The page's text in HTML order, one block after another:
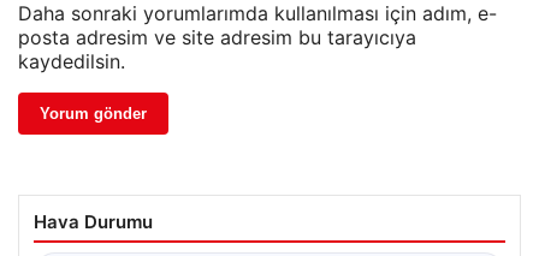
Daha sonraki yorumlarımda kullanılması için adım, e-
posta adresim ve site adresim bu tarayıcıya
kaydedilsin.
Hava Durumu